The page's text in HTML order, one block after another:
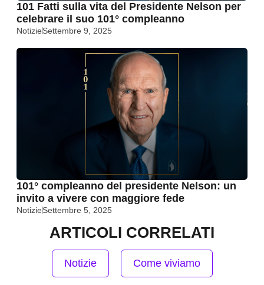
101 Fatti sulla vita del Presidente Nelson per
celebrare il suo 101° compleanno
NotizieSettembre 9, 2025
101° compleanno del presidente Nelson: un
invito a vivere con maggiore fede
NotizieSettembre 5, 2025
ARTICOLI CORRELATI
Notizie Come viviamo